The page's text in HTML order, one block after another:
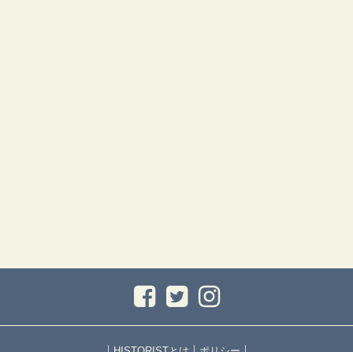
｜ ｜ ｜